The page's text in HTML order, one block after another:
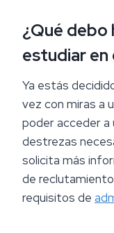
¿Qué debo
estudiar en
Ya estás
vez con miras a
poder acceder a
destrezas
solicita más
de
requisitos de